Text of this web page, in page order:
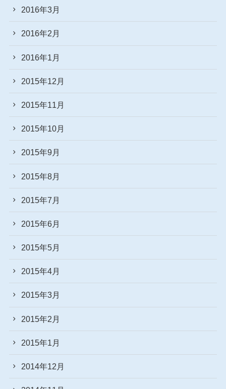
2016年3月
2016年2月
2016年1月
2015年12月
2015年11月
2015年10月
2015年9月
2015年8月
2015年7月
2015年6月
2015年5月
2015年4月
2015年3月
2015年2月
2015年1月
2014年12月